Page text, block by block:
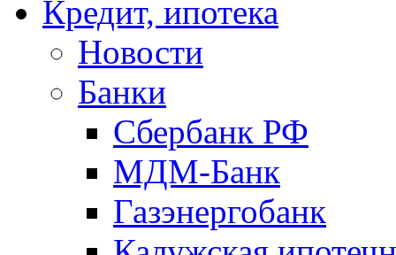
Кредит, ипотека
Новости
Банки
Сбербанк РФ
МДМ-Банк
Газэнергобанк